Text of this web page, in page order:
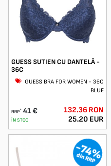
GUESS SUTIEN CU DANTELĂ -
36C
GUESS BRA FOR WOMEN - 36C
BLUE
RRP* 41 €
ÎN STOC
132.36 RON
25.20 EUR
-74%
din RRP